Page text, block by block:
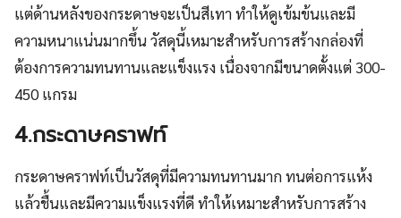
แต่ด้านหลังของกระดาษจะเป็นสีเทา ทำให้ดูเข้มข้นและมี
ความหนาแน่นมากขึ้น วัสดุนี้เหมาะสำหรับการสร้างกล่องที่
ต้องการความทนทานและแข็งแรง เนื่องจากมีขนาดตั้งแต่ 300-
450 แกรม
4.กระดาษคราฟท์
กระดาษคราฟท์เป็นวัสดุที่มีความทนทานมาก ทนต่อการแห้ง
แล้วชื้นและมีความแข็งแรงที่ดี ทำให้เหมาะสำหรับการสร้าง